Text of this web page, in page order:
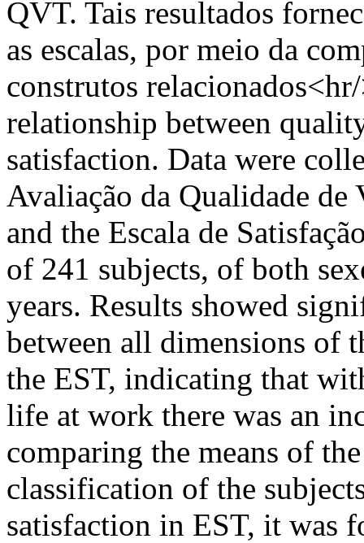
QVT. Tais resultados
as escalas, por meio da
construtos
relationship between
satisfaction. Data were
Avaliação da Qualidade
and the Escala de
of 241 subjects, of both
years. Results showed
between all dimensions of
the EST, indicating that
life at work there was an
comparing the means of
classification of the
satisfaction in EST, it was